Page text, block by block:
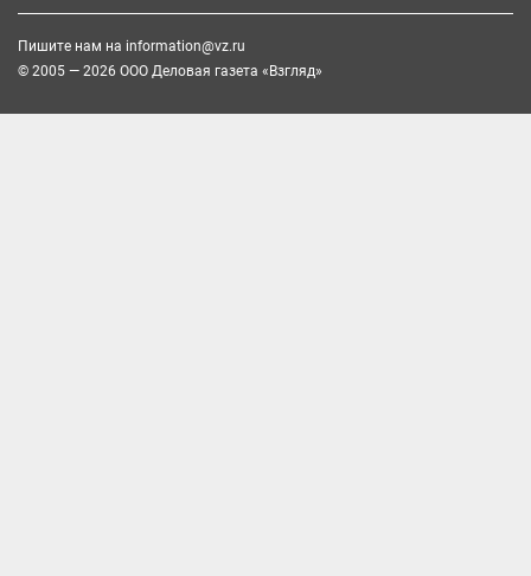
Пишите нам на information@vz.ru
© 2005 — 2026 ООО Деловая газета «Взгляд»